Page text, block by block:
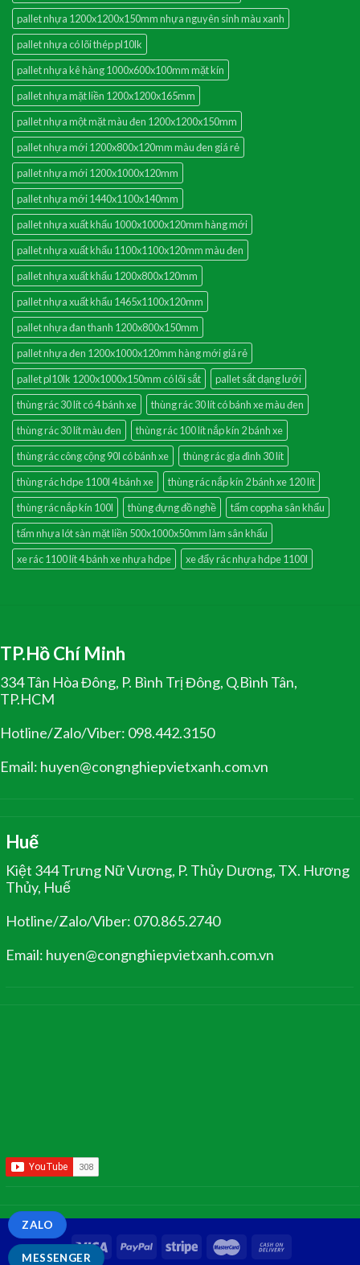
pallet nhựa 1200x1200x150mm nhựa nguyên sinh màu xanh
pallet nhựa có lõi thép pl10lk
pallet nhựa kê hàng 1000x600x100mm mặt kín
pallet nhựa mặt liền 1200x1200x165mm
pallet nhựa một mặt màu đen 1200x1200x150mm
pallet nhựa mới 1200x800x120mm màu đen giá rẻ
pallet nhựa mới 1200x1000x120mm
pallet nhựa mới 1440x1100x140mm
pallet nhựa xuất khẩu 1000x1000x120mm hàng mới
pallet nhựa xuất khẩu 1100x1100x120mm màu đen
pallet nhựa xuất khẩu 1200x800x120mm
pallet nhựa xuất khẩu 1465x1100x120mm
pallet nhựa đan thanh 1200x800x150mm
pallet nhựa đen 1200x1000x120mm hàng mới giá rẻ
pallet pl10lk 1200x1000x150mm có lõi sắt
pallet sắt dạng lưới
thùng rác 30 lít có 4 bánh xe
thùng rác 30 lít có bánh xe màu đen
thùng rác 30 lít màu đen
thùng rác 100 lít nắp kín 2 bánh xe
thùng rác công cộng 90l có bánh xe
thùng rác gia đình 30 lít
thùng rác hdpe 1100l 4 bánh xe
thùng rác nắp kín 2 bánh xe 120 lít
thùng rác nắp kín 100l
thùng đựng đồ nghề
tấm coppha sân khấu
tấm nhựa lót sàn mặt liền 500x1000x50mm làm sân khấu
xe rác 1100 lít 4 bánh xe nhựa hdpe
xe đẩy rác nhựa hdpe 1100l
TP.Hồ Chí Minh
334 Tân Hòa Đông, P. Bình Trị Đông, Q.Bình Tân,
TP.HCM
Hotline/Zalo/Viber: 098.442.3150
Email: huyen@congnghiepvietxanh.com.vn
Huế
Kiệt 344 Trưng Nữ Vương, P. Thủy Dương, TX. Hương
Thủy, Huế
Hotline/Zalo/Viber: 070.865.2740
Email: huyen@congnghiepvietxanh.com.vn
MESSENGER
ZALO